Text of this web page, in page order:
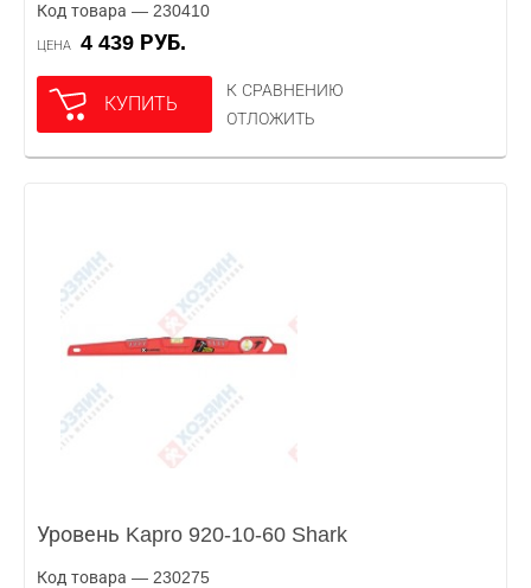
Код товара — 230410
ЦЕНА 4 439 РУБ.
КУПИТЬ
К СРАВНЕНИЮ
ОТЛОЖИТЬ
Уровень Kapro 920-10-60 Shark
Код товара — 230275